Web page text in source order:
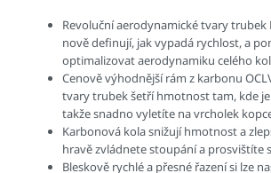
Revoluční aerodynamické tvary trubek
nově definují, jak vypadá rychlost, a
optimalizovat aerodynamiku celého
Cenově výhodnější rám z karbonu
tvary trubek šetří hmotnost tam, kde
takže snadno vyletíte na vrcholek
Karbonová kola snižují hmotnost a
hravě zvládnete stoupání a prosvištíte
Bleskově rychlé a přesné řazení si lze